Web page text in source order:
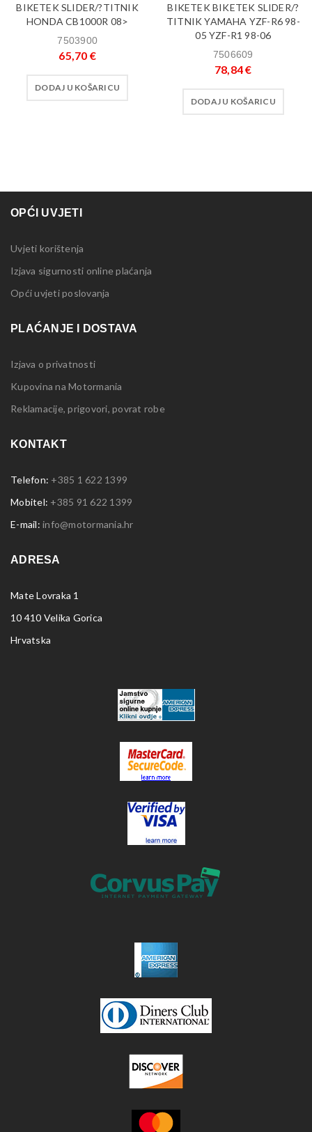
BIKETEK SLIDER/?TITNIK
HONDA CB1000R 08>
7503900
65,70 €
DODAJ U KOŠARICU
BIKETEK BIKETEK SLIDER/?
TITNIK YAMAHA YZF-R6 98-
05 YZF-R1 98-06
7506609
78,84€
DODAJ U KOŠARICU
OPĆI UVJETI
Uvjeti korištenja
Izjava sigurnosti online plaćanja
Opći uvjeti poslovanja
PLAĆANJE I DOSTAVA
Izjava o privatnosti
Kupovina na Motormania
Reklamacije, prigovori, povrat robe
KONTAKT
Telefon: +385 1 622 1399
Mobitel: +385 91 622 1399
E-mail: info@motormania.hr
ADRESA
Mate Lovraka 1
10 410 Velika Gorica
Hrvatska